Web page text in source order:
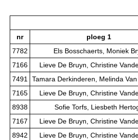
nr
ploeg 1
7782
Els Bosschaerts, Moniek
7166
Lieve De Bruyn, Christine
7491 Tamara Derkinderen, Melinda
7165
Lieve De Bruyn, Christine
8938
Sofie Torfs, Liesbeth
7167
Lieve De Bruyn, Christine
8942
Lieve De Bruyn, Christine